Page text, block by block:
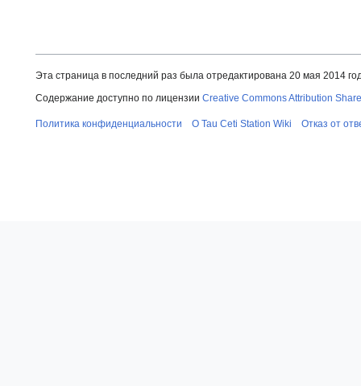
Эта страница в последний раз была отредактирована 20 мая 2014
Содержание доступно по лицензии Creative Commons Attribution
Политика конфиденциальности О Tau Ceti Station Wiki Отказ от